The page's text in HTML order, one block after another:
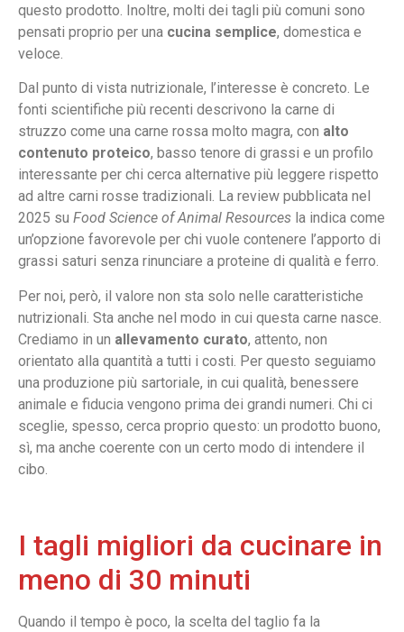
questo prodotto. Inoltre, molti dei tagli più comuni sono
pensati proprio per una cucina semplice, domestica e
veloce.
Dal punto di vista nutrizionale, l’interesse è concreto. Le
fonti scientifiche più recenti descrivono la carne di
struzzo come una carne rossa molto magra, con alto
contenuto proteico, basso tenore di grassi e un profilo
interessante per chi cerca alternative più leggere rispetto
ad altre carni rosse tradizionali. La review pubblicata nel
2025 su Food Science of Animal Resources la indica come
un’opzione favorevole per chi vuole contenere l’apporto di
grassi saturi senza rinunciare a proteine di qualità e ferro.
Per noi, però, il valore non sta solo nelle caratteristiche
nutrizionali. Sta anche nel modo in cui questa carne nasce.
Crediamo in un allevamento curato, attento, non
orientato alla quantità a tutti i costi. Per questo seguiamo
una produzione più sartoriale, in cui qualità, benessere
animale e fiducia vengono prima dei grandi numeri. Chi ci
sceglie, spesso, cerca proprio questo: un prodotto buono,
sì, ma anche coerente con un certo modo di intendere il
cibo.
I tagli migliori da cucinare in
meno di 30 minuti
Quando il tempo è poco, la scelta del taglio fa la